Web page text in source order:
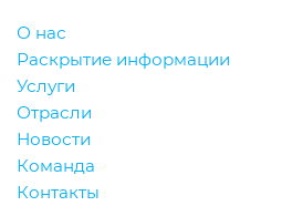
О нас
Раскрытие информации
Услуги
Отрасли
Новости
Команда
Контакты